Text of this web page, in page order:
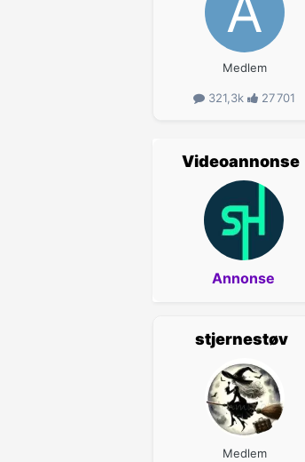
Medlem
321,3k 27 701
Videoannonse
Annonse
stjernestøv
Medlem